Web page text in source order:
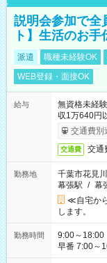
説明会参加で全
ト】生活のお手
派遣 職種未経験OK
WEB登録・面接OK
給与
無資格未経
収1万640円
交通費別
交通費 交通
勤務地
千葉市花見
幕張駅 / 幕
≪自宅か
します。
勤務時間
9:00～18:00（休憩60分） ■ご
早番 7:00～16:00 遅
い」 「余裕